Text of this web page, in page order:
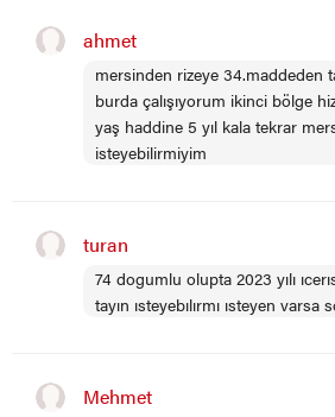
ahmet
mersinden rizeye 34.maddeden
burda çalışıyorum ikinci bölge
yaş haddine 5 yıl kala tekrar
isteyebilirmiyim
turan
74 dogumlu olupta 2023 yılı
tayın ısteyebılırmı ısteyen
Mehmet